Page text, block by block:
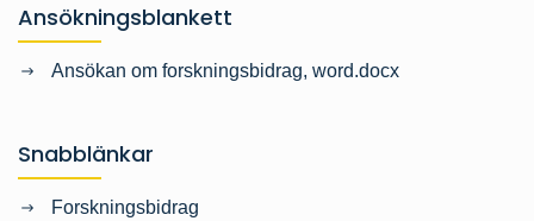
Ansökningsblankett
Ansökan om forskningsbidrag, word.docx
Snabblänkar
Forskningsbidrag